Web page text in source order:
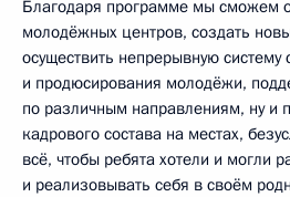
Благодаря программе мы сможем
молодёжных центров, создать
осуществить непрерывную
и продюсирования молодёжи,
по различным направлениям, ну и
кадрового состава на местах,
всё, чтобы ребята хотели и могли
и реализовывать себя в своём